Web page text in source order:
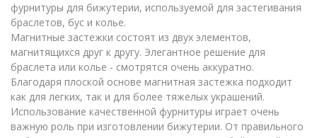
фурнитуры для бижутерии, используемой для застегивания
браслетов, бус и колье.
Магнитные застежки состоят из двух элементов,
магнитящихся друг к другу. Элегантное решение для
браслета или колье - смотрятся очень аккуратно.
Благодаря плоской основе магнитная застежка подходит
как для легких, так и для более тяжелых украшений.
Использование качественной фурнитуры играет очень
важную роль при изготовлении бижутерии. От правильного